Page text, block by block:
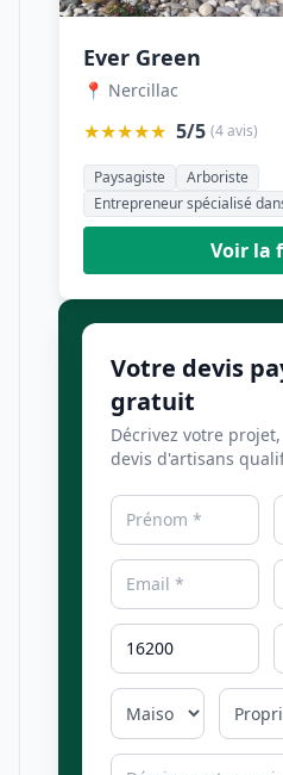
Ever Green
📍 Nercillac
★★★★★ 5/5 (4 avis)
Paysagiste
Arboriste
Entrepreneur spécialisé
Voir la
Votre devis
gratuit
Décrivez votre
devis d'artisans